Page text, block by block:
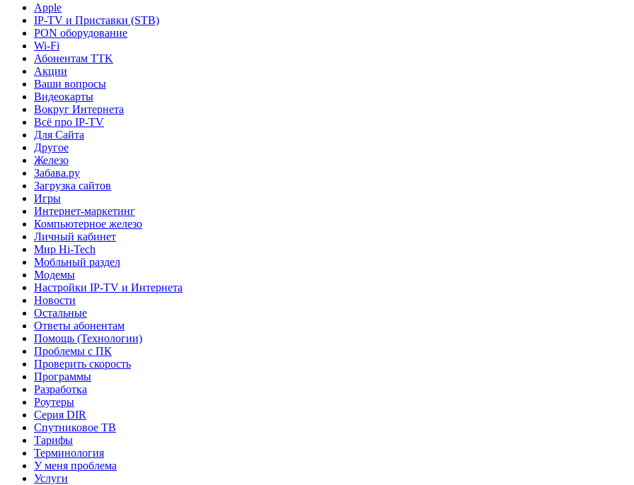
Apple
IP-TV и Приставки (STB)
PON оборудование
Wi-Fi
Абонентам TTK
Акции
Ваши вопросы
Видеокарты
Вокруг Интернета
Всё про IP-TV
Для Сайта
Другое
Железо
Забава.ру
Загрузка сайтов
Игры
Интернет-маркетинг
Компьютерное железо
Личный кабинет
Мир Hi-Tech
Мобльный раздел
Модемы
Настройки IP-TV и Интернета
Новости
Остальные
Ответы абонентам
Помощь (Технологии)
Проблемы с ПК
Проверить скорость
Программы
Разработка
Роутеры
Серия DIR
Спутниковое ТВ
Тарифы
Терминология
У меня проблема
Услуги